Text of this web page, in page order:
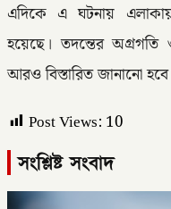
এদিকে এ ঘটনায়
হয়েছে। তদন্তের
আরও বিস্তারিত জানানো
Post Views: 10
সংশ্লিষ্ট সংবাদ